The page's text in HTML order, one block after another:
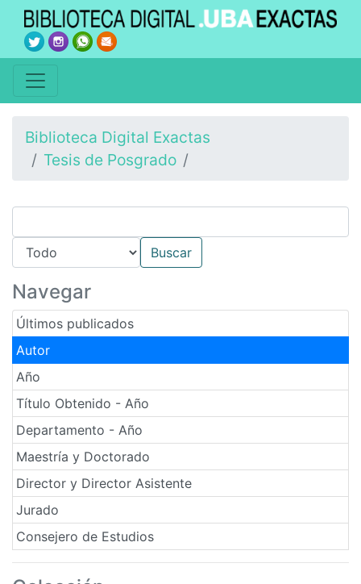
Biblioteca Digital Exactas
Tesis de Posgrado
Navegar
Últimos publicados
Autor
Año
Título Obtenido - Año
Departamento - Año
Maestría y Doctorado
Director y Director Asistente
Jurado
Consejero de Estudios